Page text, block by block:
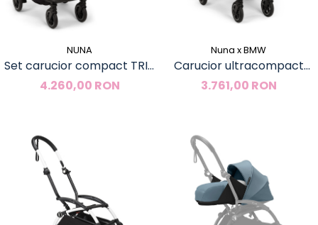
NUNA
Set carucior compact TRIV
next 2 in 1 - Chestnut (TRIV
4.260,00 RON
Nuna x BMW
Carucior ultracompact
TRIV next - Graphene (gri)
3.761,00 RON